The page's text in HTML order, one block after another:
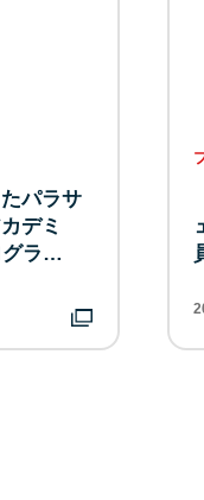
パラサ
デミ
グラ…